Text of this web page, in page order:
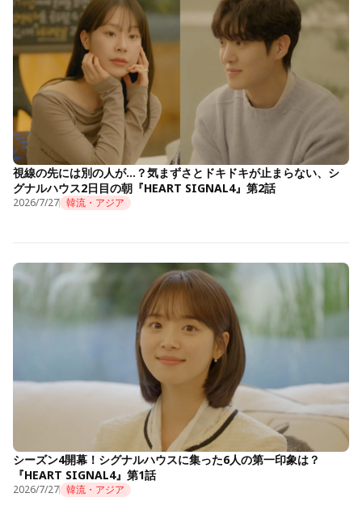
視線の先には別の人が…？気まずさとドキドキが止まらない、シ
グナルハウス2日目の朝『HEART SIGNAL4』第2話
2026/7/27 韓流・アジア
シーズン4開幕！シグナルハウスに集った6人の第一印象は？
『HEART SIGNAL4』第1話
2026/7/27 韓流・アジア